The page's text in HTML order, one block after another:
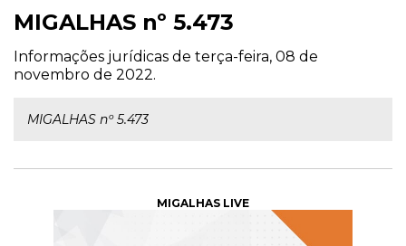
MIGALHAS nº 5.473
Informações jurídicas de terça-feira, 08 de
novembro de 2022.
MIGALHAS nº 5.473
MIGALHAS LIVE